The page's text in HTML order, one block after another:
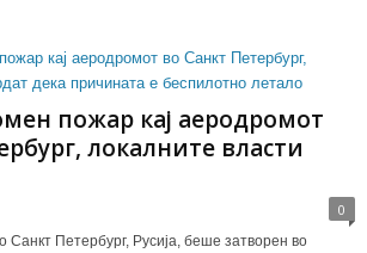
пожар кај аеродромот
локалните власти
0
Санкт Петербург, Русија, беше затворен во